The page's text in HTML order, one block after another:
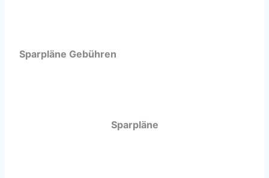
Sparpläne Gebühren
Sparpläne